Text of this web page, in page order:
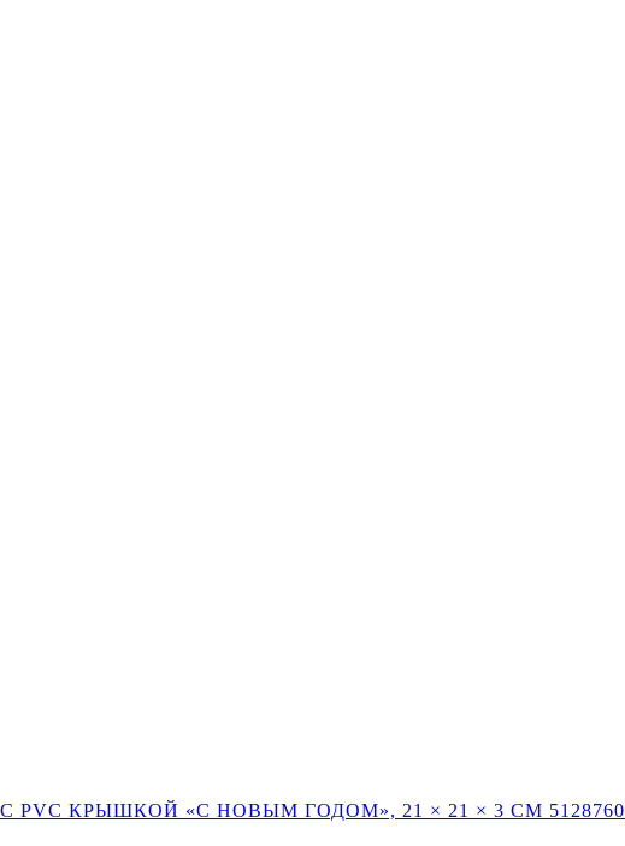
КРЫШКОЙ «С НОВЫМ ГОДОМ», 21 × 21 × 3 СМ 5128760